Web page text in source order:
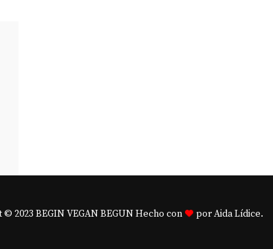
2023 BEGIN VEGAN BEGUN Hecho con por Aida Lídice.